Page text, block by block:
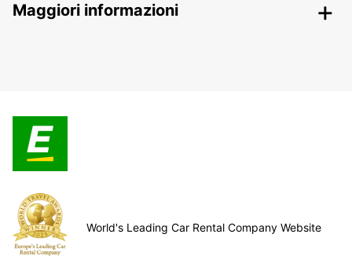
Maggiori informazioni
World's Leading Car Rental Company Website